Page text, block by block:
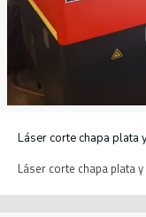
Láser corte chapa plata
Láser corte chapa plata